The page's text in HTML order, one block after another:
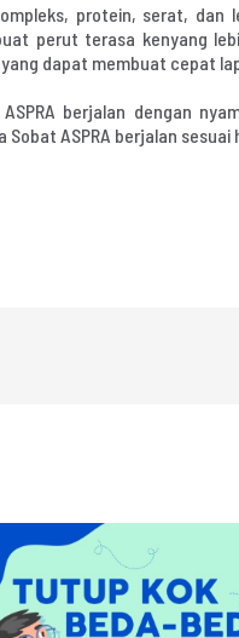
protein, serat, dan
perut terasa kenyang
dapat membuat cepat
berjalan dengan
ASPRA berjalan sesuai